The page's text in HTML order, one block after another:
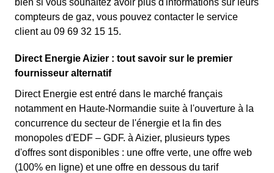
bien si vous souhaitez avoir plus d'informations sur leurs
compteurs de gaz, vous pouvez contacter le service
client au 09 69 32 15 15.
Direct Energie Aizier : tout savoir sur le premier
fournisseur alternatif
Direct Energie est entré dans le marché français
notamment en Haute-Normandie suite à l'ouverture à la
concurrence du secteur de l'énergie et la fin des
monopoles d'EDF – GDF. à Aizier, plusieurs types
d'offres sont disponibles : une offre verte, une offre web
(100% en ligne) et une offre en dessous du tarif